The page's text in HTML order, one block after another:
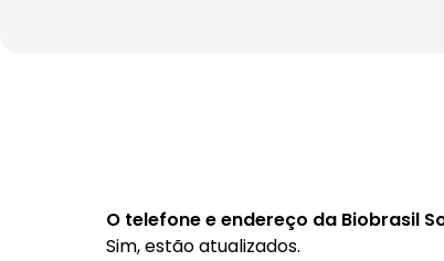
O telefone e endereço da Biobrasil
Sim, estão atualizados.